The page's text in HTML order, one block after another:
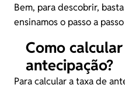
Bem, para descobrir,
ensinamos o passo a
Como
antecipação?
Para calcular a taxa de